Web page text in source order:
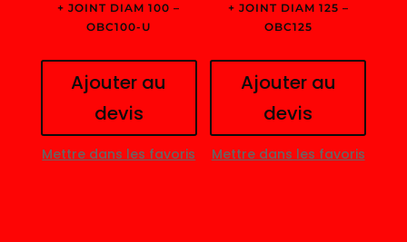
+ JOINT DIAM 100 –
OBC100-U
Ajouter au
devis
Mettre dans les favoris
+ JOINT DIAM 125 –
OBC125
Ajouter au
devis
Mettre dans les favoris